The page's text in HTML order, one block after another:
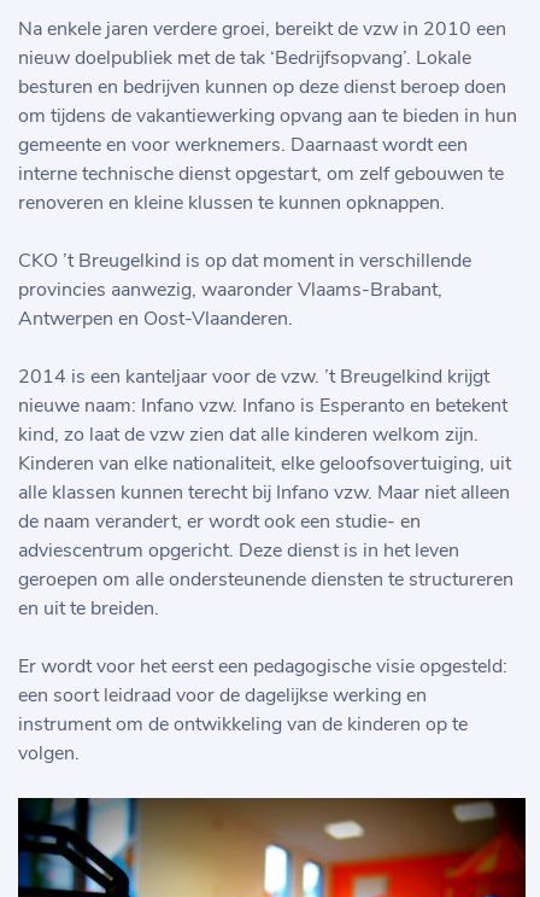
Na enkele jaren verdere groei, bereikt de vzw in 2010 een
nieuw doelpubliek met de tak ‘Bedrijfsopvang’. Lokale
besturen en bedrijven kunnen op deze dienst beroep doen
om tijdens de vakantiewerking opvang aan te bieden in hun
gemeente en voor werknemers. Daarnaast wordt een
interne technische dienst opgestart, om zelf gebouwen te
renoveren en kleine klussen te kunnen opknappen.
CKO ’t Breugelkind is op dat moment in verschillende
provincies aanwezig, waaronder Vlaams-Brabant,
Antwerpen en Oost-Vlaanderen.
2014 is een kanteljaar voor de vzw. ’t Breugelkind krijgt
nieuwe naam: Infano vzw. Infano is Esperanto en betekent
kind, zo laat de vzw zien dat alle kinderen welkom zijn.
Kinderen van elke nationaliteit, elke geloofsovertuiging, uit
alle klassen kunnen terecht bij Infano vzw. Maar niet alleen
de naam verandert, er wordt ook een studie- en
adviescentrum opgericht. Deze dienst is in het leven
geroepen om alle ondersteunende diensten te structureren
en uit te breiden.
Er wordt voor het eerst een pedagogische visie opgesteld:
een soort leidraad voor de dagelijkse werking en
instrument om de ontwikkeling van de kinderen op te
volgen.